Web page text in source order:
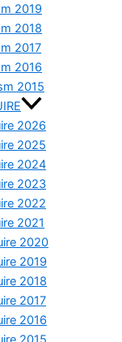
2019
2018
2017
2016
2015
2026
2025
2024
2023
2022
2021
2020
2019
2018
2017
2016